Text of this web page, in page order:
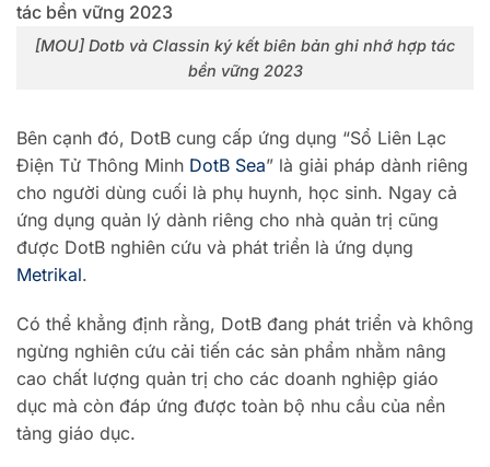
[MOU] Dotb và Classin ký kết biên bản ghi nhớ hợp tác
bền vững 2023
Bên cạnh đó, DotB cung cấp ứng dụng “Sổ Liên Lạc
Điện Tử Thông Minh DotB Sea” là giải pháp dành riêng
cho người dùng cuối là phụ huynh, học sinh. Ngay cả
ứng dụng quản lý dành riêng cho nhà quản trị cũng
được DotB nghiên cứu và phát triển là ứng dụng
Metrikal.
Có thể khẳng định rằng, DotB đang phát triển và không
ngừng nghiên cứu cải tiến các sản phẩm nhằm nâng
cao chất lượng quản trị cho các doanh nghiệp giáo
dục mà còn đáp ứng được toàn bộ nhu cầu của nền
tảng giáo dục.